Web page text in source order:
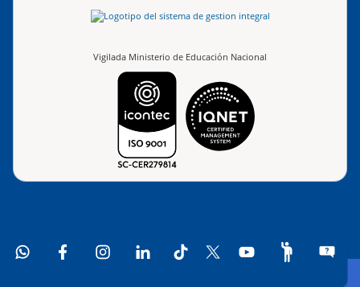
Vigilada Ministerio de Educación Nacional